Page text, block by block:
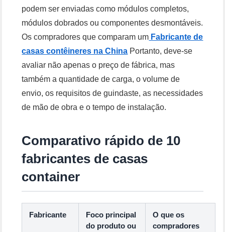
podem ser enviadas como módulos completos,
módulos dobrados ou componentes desmontáveis.
Os compradores que comparam um Fabricante de
casas contêineres na China Portanto, deve-se
avaliar não apenas o preço de fábrica, mas
também a quantidade de carga, o volume de
envio, os requisitos de guindaste, as necessidades
de mão de obra e o tempo de instalação.
Comparativo rápido de 10
fabricantes de casas
container
Fabricante
Foco principal
do produto ou
O que os
compradores